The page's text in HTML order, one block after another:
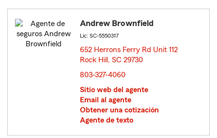
Andrew Brownfield
Lic: SC-5550317
652 Herrons Ferry Rd Unit 112
Rock Hill, SC 29730
803-327-4060
Sitio web del agente
Email al agente
Obtener una cotización
Agente de texto